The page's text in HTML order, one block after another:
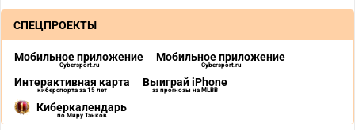
СПЕЦПРОЕКТЫ
Мобильное приложение
Cybersport.ru
Мобильное приложение
Cybersport.ru
Интерактивная карта
киберспорта за 15 лет
Выиграй iPhone
за прогнозы на MLBB
Киберкалендарь
по Миру Танков